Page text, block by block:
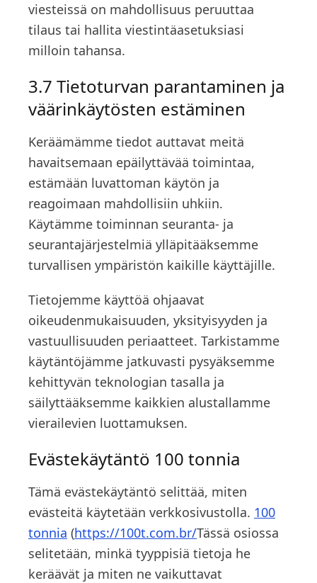
viesteissä on mahdollisuus peruuttaa
tilaus tai hallita viestintäasetuksiasi
milloin tahansa.
3.7 Tietoturvan parantaminen ja
väärinkäytösten estäminen
Keräämämme tiedot auttavat meitä
havaitsemaan epäilyttävää toimintaa,
estämään luvattoman käytön ja
reagoimaan mahdollisiin uhkiin.
Käytämme toiminnan seuranta- ja
seurantajärjestelmiä ylläpitääksemme
turvallisen ympäristön kaikille käyttäjille.
Tietojemme käyttöä ohjaavat
oikeudenmukaisuuden, yksityisyyden ja
vastuullisuuden periaatteet. Tarkistamme
käytäntöjämme jatkuvasti pysyäksemme
kehittyvän teknologian tasalla ja
säilyttääksemme kaikkien alustallamme
vierailevien luottamuksen.
Evästekäytäntö 100 tonnia
Tämä evästekäytäntö selittää, miten
evästeitä käytetään verkkosivustolla. 100
tonnia (https://100t.com.br/Tässä osiossa
selitetään, minkä tyyppisiä tietoja he
keräävät ja miten ne vaikuttavat